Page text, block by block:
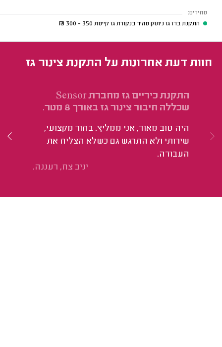
מחירים:
התקנת ברז גז ניתוק מהיר בנקודת גז קיימת 350 - 300
₪
חוות דעת אחרונות על התקנת צינור גז
התקנת כיריים גז מחברת Sensor
שכללה חיבור צינור גז באורך 8 מטר.
היה טוב מאוד, אני ממליץ. בחור מקצועי,
שירותי ולא התרגש גם כשלא הצליח את
העבודה.
יניב צח, רעננה.